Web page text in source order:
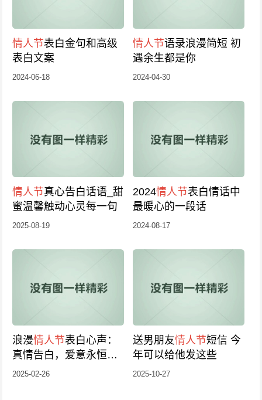
情人节表白金句和高级
表白文案
2024-06-18
情人节语录浪漫简短 初
遇余生都是你
2024-04-30
情人节真心告白话语_甜
蜜温馨触动心灵每一句
2025-08-19
2024情人节表白情话中
最暖心的一段话
2024-08-17
浪漫情人节表白心声：
真情告白，爱意永恒，
永远的深情陪伴
2025-02-26
送男朋友情人节短信 今
年可以给他发这些
2025-10-27